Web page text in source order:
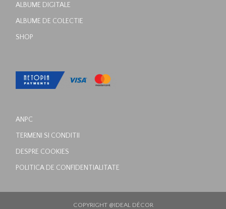
ALBUME DIGITALE
ALBUME DE COLECTIE
SHOP
ANPC
TERMENI SI CONDITII
DESPRE COOKIES
POLITICA DE CONFIDENTIALITATE
COPYRIGHT @IDEAL DÉCOR